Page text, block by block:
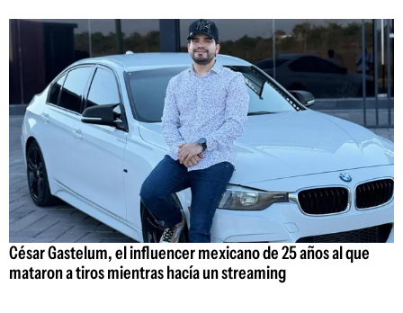
César Gastelum, el influencer mexicano de 25 años al que
mataron a tiros mientras hacía un streaming